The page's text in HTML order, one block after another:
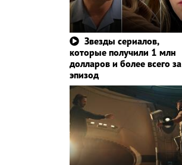
Звезды сериалов,
которые получили 1 млн
долларов и более всего за
эпизод